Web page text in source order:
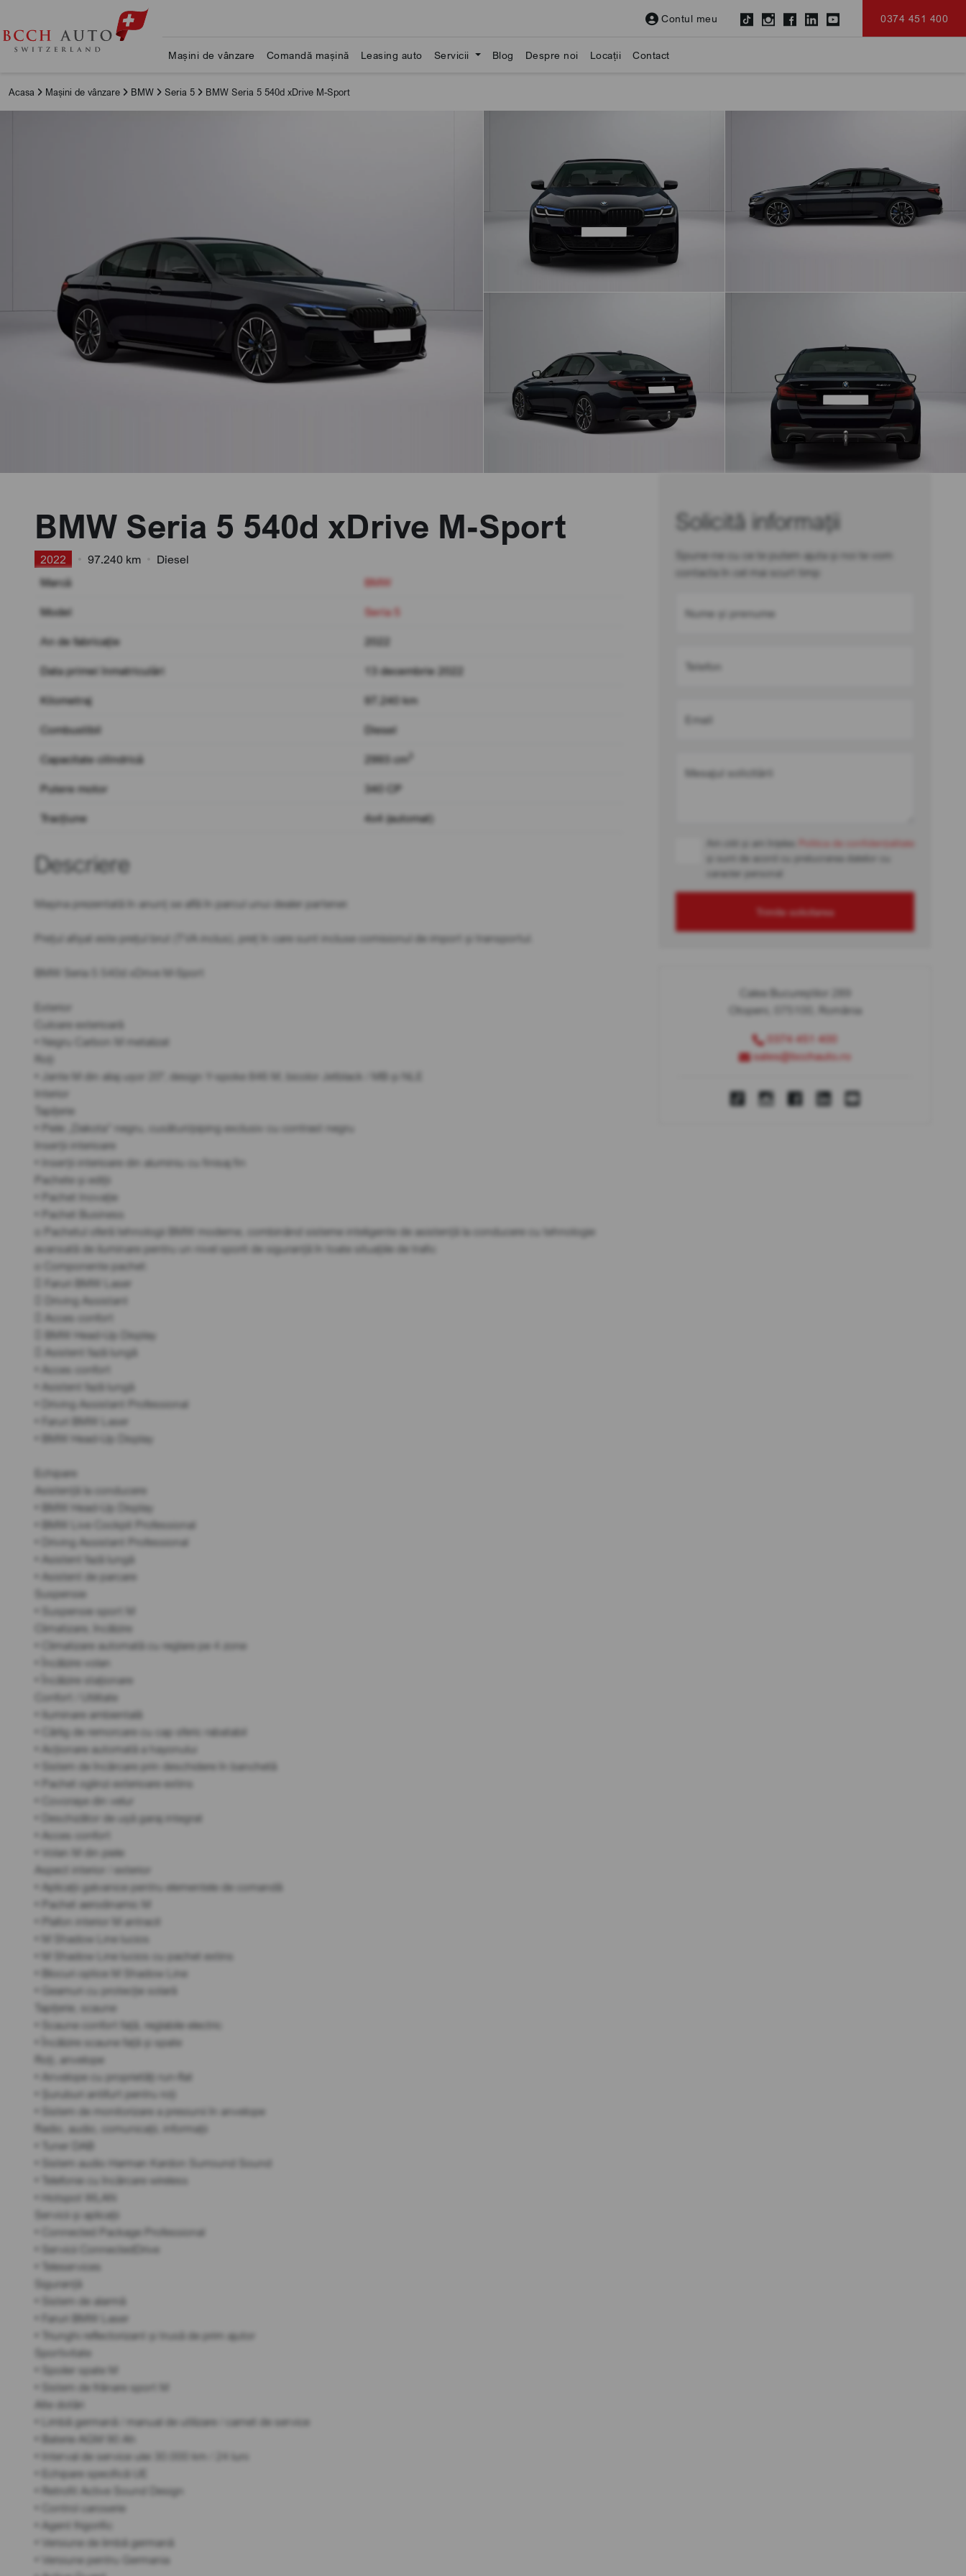
Contul meu 0374 451 400
Mașini de vânzare Comandă mașină Leasing auto Servicii Blog Despre noi Locații Contact
Acasa Mașini de vânzare BMW Seria 5 BMW Seria 5 540d xDrive M-Sport
BMW Seria 5 540d xDrive M-Sport
2022 97.240 km
Diesel
Marcă
BMW
Model Seria 5
An de fabricație 2022
Data primei înmatriculări 13 decembrie 2022
Kilometraj 97.240 km
Combustibil Diesel
Capacitate cilindrică 2993 cm
Putere motor 340 CP
Tracțiune 4x4 (automat)
Descriere
Mașina prezentată în anunț se află în parcul unui dealer partener.
Prețul afișat este prețul brut (TVA inclus), preț în care sunt incluse comisionul de import și transportul.
BMW Seria 5 540d xDrive M-Sport
Exterior
Culoare exterioară
• Negru Carbon M metalizat
Roți
• Jante M din aliaj ușor 20", design Y-spoke 846 M, bicolor Jetblack / MB și NLE
Interior
Tapițerie
• Piele „Dakota” negru, cusături/piping exclusiv cu contrast negru
Inserții interioare
• Inserții interioare din aluminiu cu finisaj fin
Pachete și ediții
• Pachet Inovație
• Pachet Business
o Pachetul oferă tehnologii BMW moderne, combinând sisteme inteligente de asistență la conducere cu tehnologie
avansată de iluminare pentru un nivel sporit de siguranță în toate situațiile de trafic
o Componente pachet:
 Faruri BMW Laser
 Driving Assistant
 Acces confort
 BMW Head-Up Display
 Asistent fază lungă
• Acces confort
• Asistent fază lungă
• Driving Assistant Professional
• Faruri BMW Laser
• BMW Head-Up Display
Echipare
Asistență la conducere
• BMW Head-Up Display
• BMW Live Cockpit Professional
• Driving Assistant Professional
• Asistent fază lungă
• Asistent de parcare
Suspensie
• Suspensie sport M
Climatizare, încălzire
• Climatizare automată cu reglare pe 4 zone
• Încălzire volan
• Încălzire staționare
Confort / Utilitate
• Iluminare ambientală
• Cârlig de remorcare cu cap sferic rabatabil
• Acționare automată a hayonului
• Sistem de încărcare prin deschidere în banchetă
• Pachet oglinzi exterioare extins
• Covorașe din velur
• Deschizător de ușă garaj integrat
• Acces confort
• Volan M din piele
Aspect interior / exterior
• Aplicații galvanice pentru elementele de comandă
• Pachet aerodinamic M
• Plafon interior M antracit
• M Shadow Line lucios
• M Shadow Line lucios cu pachet extins
• Blocuri optice M Shadow Line
• Geamuri cu protecție solară
Tapițerie, scaune
• Scaune confort față, reglabile electric
• Încălzire scaune față și spate
Roți, anvelope
• Anvelope cu proprietăți run-flat
• Șuruburi antifurt pentru roți
• Sistem de monitorizare a presiunii în anvelope
Radio, audio, comunicații, informații
• Tuner DAB
• Sistem audio Harman Kardon Surround Sound
• Telefonie cu încărcare wireless
• Hotspot WLAN
Servicii și aplicații
• Connected Package Professional
• Servicii ConnectedDrive
• Teleservices
Siguranță
• Sistem de alarmă
• Faruri BMW Laser
• Triunghi reflectorizant și trusă de prim ajutor
Sportivitate
• Spoiler spate M
• Sistem de frânare sport M
Alte dotări
• Limbă germană / manual de utilizare / carnet de service
• Baterie AGM 90 Ah
• Interval de service ulei 30.000 km / 24 luni
• Echipare specifică UE
• Retrofit Active Sound Design
• Control caroserie
• Agent frigorific
• Versiune de limbă germană
• Versiune pentru Germania
Solicită informații
Spune-ne cu ce te putem ajuta și noi te vom
contacta în cel mai scurt timp
Nume și prenume
Telefon
Email
Mesajul solicitării
Am citit și am înțeles
Politica de confidențialitate
și sunt de acord cu prelucrarea datelor cu
caracter personal
Trimite solicitarea
Calea Bucureștilor 289
Otopeni, 075100, România
0374 451 400
sales@bcchauto.ro